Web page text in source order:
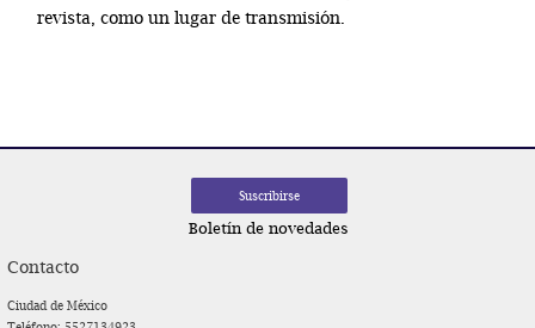
revista, como un lugar de transmisión.
Boletín de novedades
Contacto
Ciudad de México